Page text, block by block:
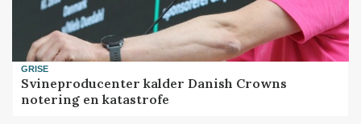
GRISE
Svineproducenter kalder Danish Crowns
notering en katastrofe